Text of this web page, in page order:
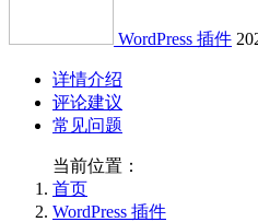
WordPress 插件
详情介绍
评论建议
常见问题
当前位置：
首页
WordPress 插件